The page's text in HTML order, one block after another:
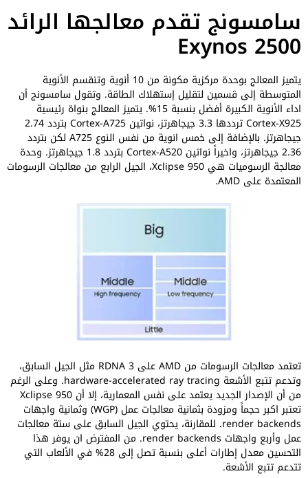
سامسونج تقدم معالجها الرائد
Exynos 2500
يتميز المعالج بوحدة مركزية مكونة من 10 أنوية وتنقسم الأنوية
المتوسطة إلى قسمين لتقليل إستهلاك الطاقة. وتقول سامسونج أن
اداء الأنوية الكبيرة أفضل بنسبة 15%. يتميز المعالج بنواة رئيسية
Cortex-X925 ترددها 3.3 جيجاهرتز، نواتين Cortex-A725 بتردد 2.74
جيجاهرتز. بالإضافة إلى خمس انوية من نفس النوع A725 لكن بتردد
2.36 جيجاهرتز، واخيراً نواتين Cortex-A520 بتردد 1.8 جيجاهرتز. وحدة
معالجة الرسوميات هي Xclipse 950، الجيل الرابع من معالجات الرسومات
المعتمدة على AMD.
تعتمد معالجات الرسومات من AMD على RDNA 3 مثل الجيل السابق،
وتدعم تتبع الأشعة hardware-accelerated ray tracing. وعلى الرغم
من أن الإصدار الجديد يعتمد على نفس المعمارية، إلا أن Xclipse 950
تعتبر اكبر حجماً ومزودة بثمانية معالجات عمل (WGP) وثمانية واجهات
render backends. للمقارنة، يحتوي الجيل السابق على ستة معالجات
عمل وأربع واجهات render backends. من المفترض ان يوفر هذا
التحسين معدل إطارات أعلى بنسبة تصل إلى 28% في الألعاب التي
تتدعم تتبع الأشعة.